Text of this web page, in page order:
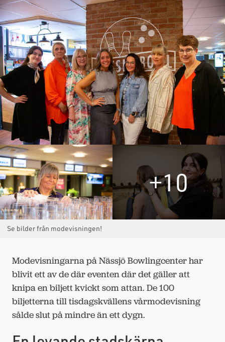
+10
Se bilder från modevisningen!
Modevisningarna på Nässjö Bowlingcenter har
blivit ett av de där eventen där det gäller att
knipa en biljett kvickt som attan. De 100
biljetterna till tisdagskvällens vårmodevisning
sålde slut på mindre än ett dygn.